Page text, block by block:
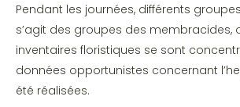
Pendant les journées, différents
s’agit des groupes des membracides,
inventaires floristiques se sont
données opportunistes concernant
été réalisées.